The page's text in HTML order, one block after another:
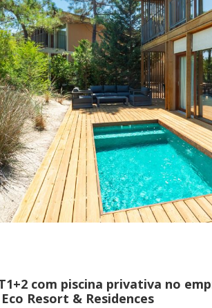
com piscina privativa no
Resort & Residences